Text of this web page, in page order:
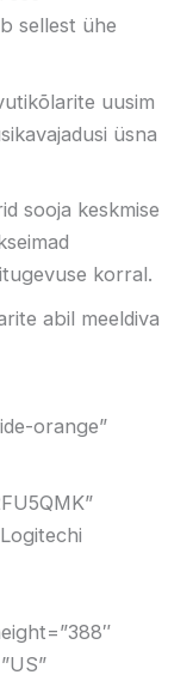
sellest ühe
uusim
üsna
sooja keskmise
korral.
abil meeldiva
orange”